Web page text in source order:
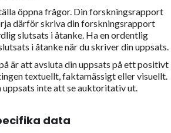
öppna frågor. Din forskningsrapport
därför skriva din forskningsrapport
slutsats i åtanke. Ha en ordentlig
i åtanke när du skriver din uppsats.
är att avsluta din uppsats på ett positivt
textuellt, faktamässigt eller visuellt.
inte att se auktoritativ ut.
data